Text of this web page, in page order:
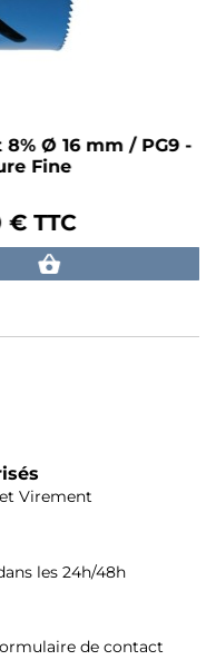
16 mm / PG9 -
Virement
les 24h/48h
de contact